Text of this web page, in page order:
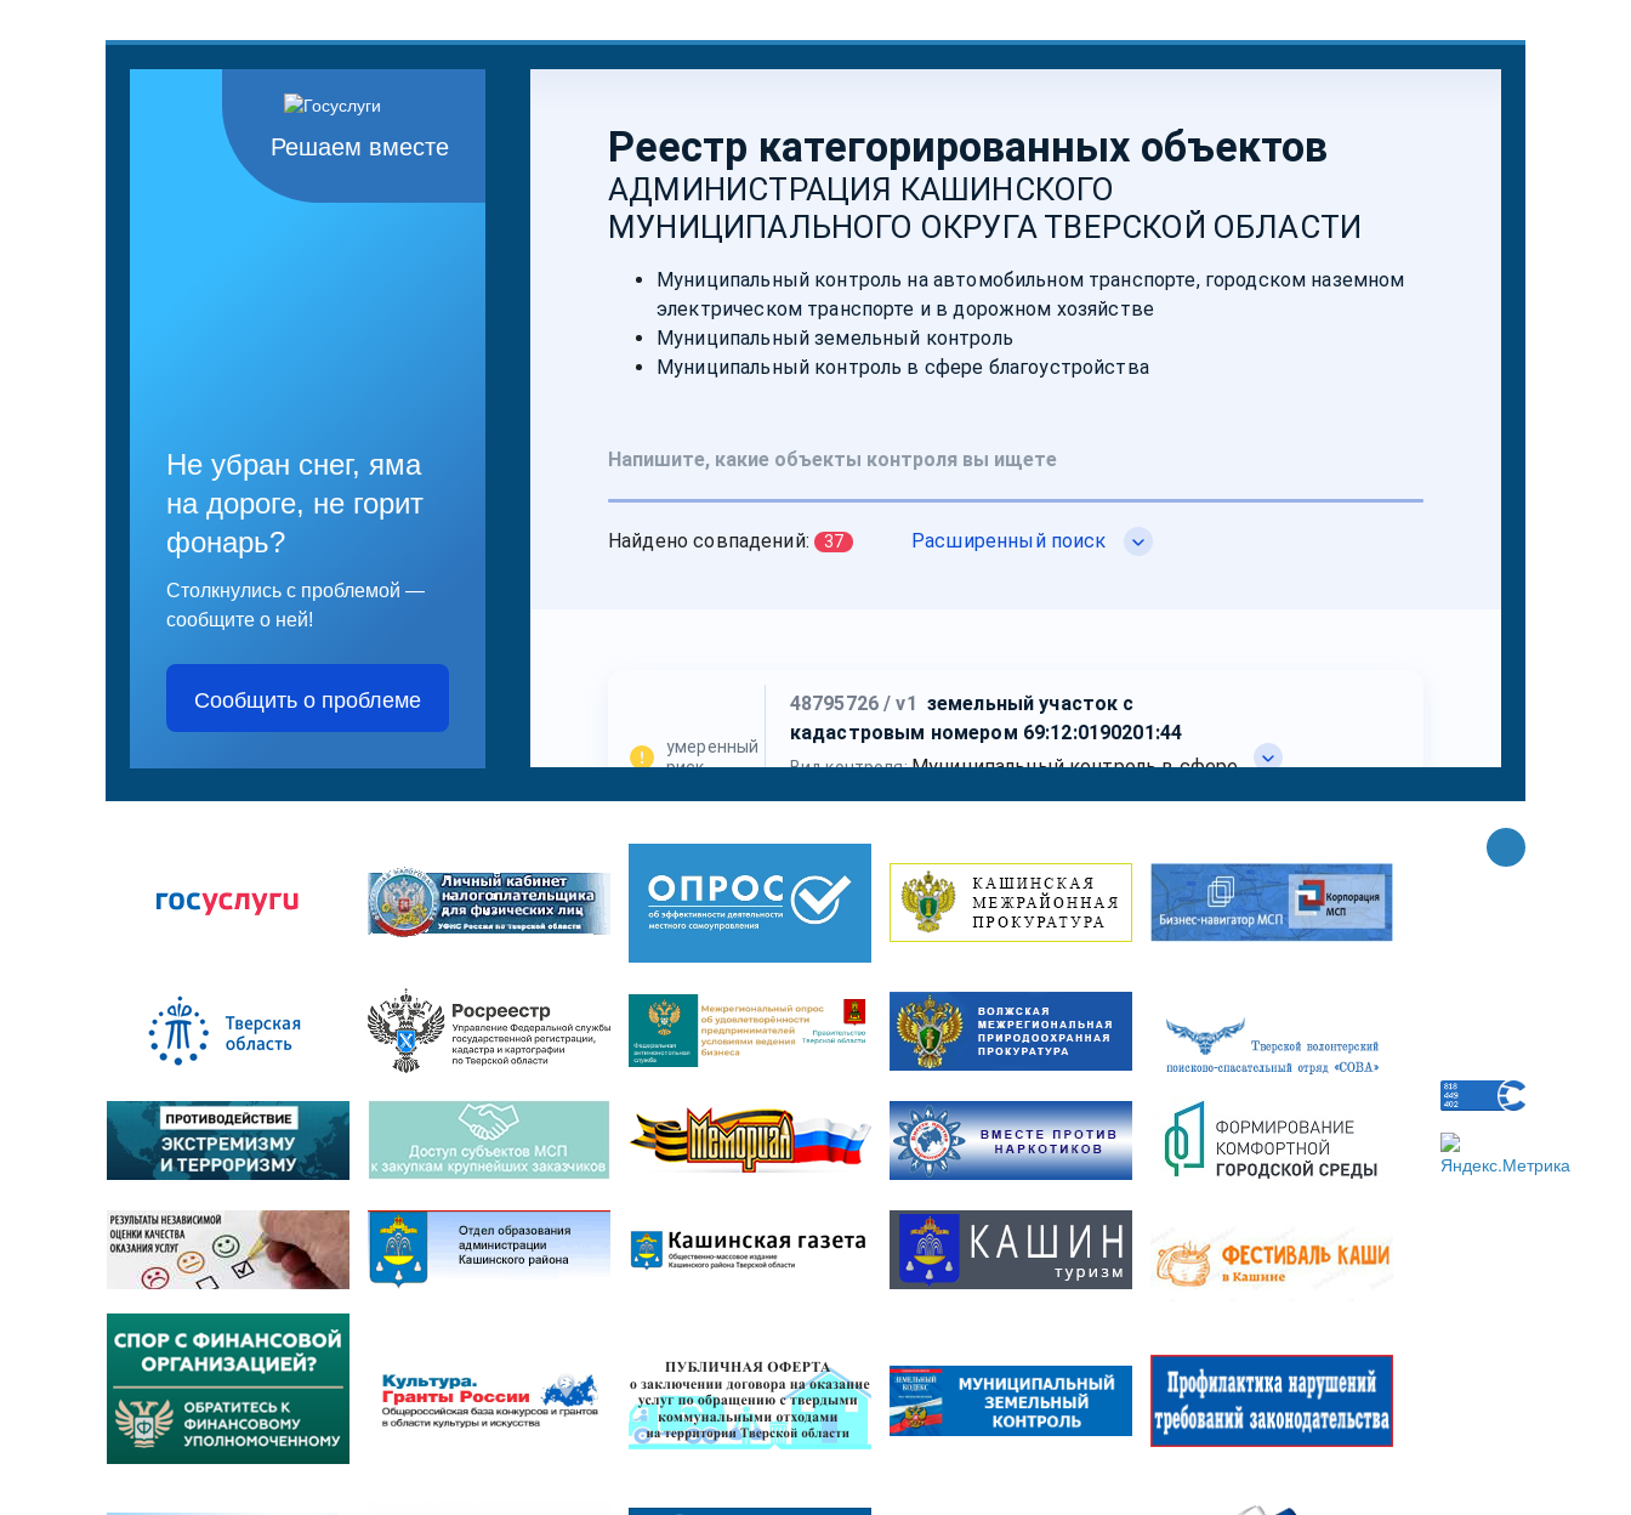
Решаем вместе
Не убран снег, яма
на дороге, не горит
фонарь?
Столкнулись с проблемой —
сообщите о ней!
Сообщить о проблеме